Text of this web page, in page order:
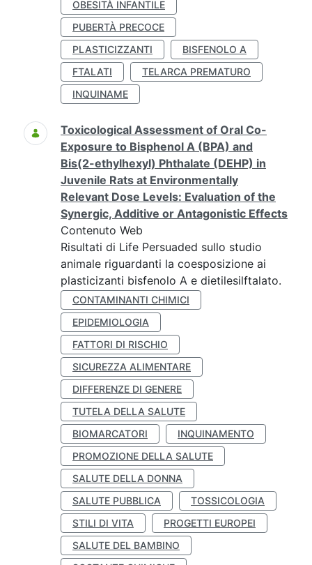
OBESITÀ INFANTILE
PUBERTÀ PRECOCE
PLASTICIZZANTI
BISFENOLO A
FTALATI
TELARCA PREMATURO
INQUINAME
Toxicological Assessment of Oral Co-
Exposure to Bisphenol A (BPA) and
Bis(2-ethylhexyl) Phthalate (DEHP) in
Juvenile Rats at Environmentally
Relevant Dose Levels: Evaluation of the
Synergic, Additive or Antagonistic Effects
Contenuto Web
Risultati di Life Persuaded sullo studio
animale riguardanti la coesposizione ai
plasticizanti bisfenolo A e dietilesilftalato.
CONTAMINANTI CHIMICI
EPIDEMIOLOGIA
FATTORI DI RISCHIO
SICUREZZA ALIMENTARE
DIFFERENZE DI GENERE
TUTELA DELLA SALUTE
BIOMARCATORI
INQUINAMENTO
PROMOZIONE DELLA SALUTE
SALUTE DELLA DONNA
SALUTE PUBBLICA
TOSSICOLOGIA
STILI DI VITA
PROGETTI EUROPEI
SALUTE DEL BAMBINO